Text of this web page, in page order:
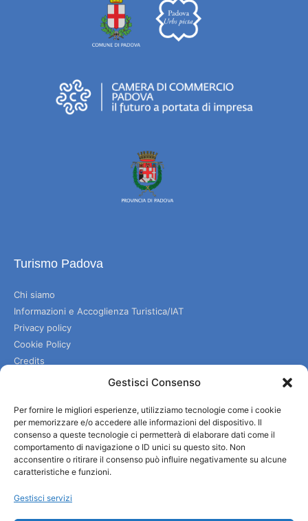
Gestisci Consenso
Per fornire le migliori esperienze, utilizziamo tecnologie come i cookie
per memorizzare e/o accedere alle informazioni del dispositivo. Il
consenso a queste tecnologie ci permetterà di elaborare dati come il
comportamento di navigazione o ID unici su questo sito. Non
acconsentire o ritirare il consenso può influire negativamente su alcune
caratteristiche e funzioni.
Gestisci servizi
Turismo Padova
Chi siamo
Informazioni e Accoglienza Turistica/IAT
Privacy policy
Cookie Policy
Credits
Amministrazione trasparente
Informazioni
Accoglienza e info utili
Servizi utili